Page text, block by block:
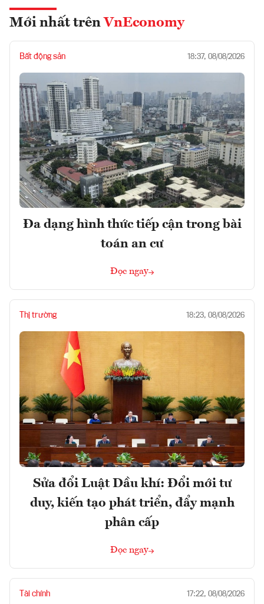
Mới nhất trên VnEconomy
Bất động sản 18:37, 08/08/2026
Đa dạng hình thức tiếp cận trong bài
toán an cư
Đọc ngay
Thị trường 18:23, 08/08/2026
Sửa đổi Luật Dầu khí: Đổi mới tư
duy, kiến tạo phát triển, đẩy mạnh
phân cấp
Đọc ngay
Tài chính 17:22, 08/08/2026